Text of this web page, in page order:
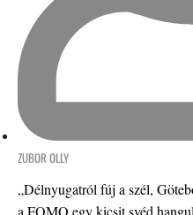
ZUBOR OLLY
„Délnyugatról fúj a szél,
a FOMO egy kicsit svéd